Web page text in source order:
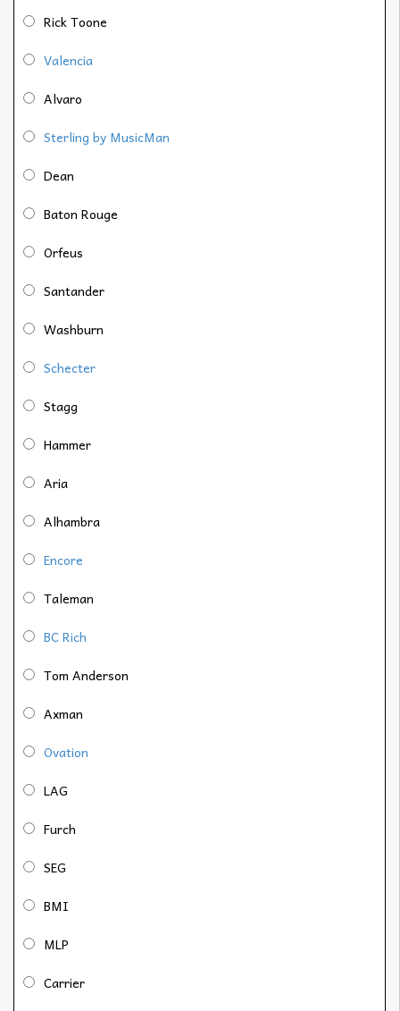
Rick Toone
Valencia
Alvaro
Sterling by MusicMan
Dean
Baton Rouge
Orfeus
Santander
Washburn
Schecter
Stagg
Hammer
Aria
Alhambra
Encore
Taleman
BC Rich
Tom Anderson
Axman
Ovation
LAG
Furch
SEG
BMI
MLP
Carrier